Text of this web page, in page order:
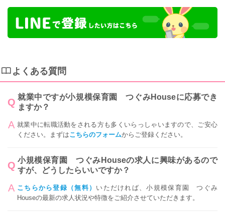
よくある質問
就業中ですが小規模保育園 つぐみHouseに応募でき
ますか？
就業中に転職活動をされる方も多くいらっしゃいますので、ご安心
ください。まずはこちらのフォームからご登録ください。
小規模保育園 つぐみHouseの求人に興味があるので
すが、どうしたらいいですか？
こちらから登録（無料） いただければ、小規模保育園 つぐみ
Houseの最新の求人状況や特徴をご紹介させていただきます。